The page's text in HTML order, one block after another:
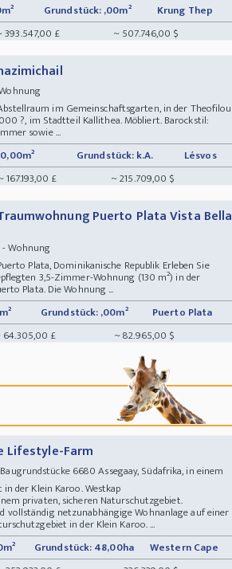
Grundstück: ,00m²
Krung Thep
393.547,00 £ ~ 507.746,00 $
im Gemeinschaftsgarten, in der Theofilou
?, im Stadtteil Kallithea. Möbliert. Barockstil:
sowie ...
Grundstück: k.A.
Lésvos
167.193,00 £ ~ 215.709,00 $
Puerto Plata Vista Bella
Wohnung
Plata, Dominikanische Republik Erleben Sie
3,5-Zimmer-Wohnung (130 m²) in der
Plata. Die Wohnung ...
Grundstück: ,00m²
Puerto Plata
64.305,00 £ ~ 82.965,00 $
Lifestyle-Farm
6680 Assegaay, Südafrika, in einem
der Klein Karoo. Westkap
privaten, sicheren Naturschutzgebiet.
vollständig netzunabhängige Wohnanlage auf einer
in der Klein Karoo. ...
Grundstück: 48,00ha
Western Cape